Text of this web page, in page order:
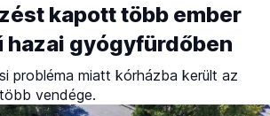
kapott több ember
hazai gyógyfürdőben
probléma miatt kórházba került az
vendége.